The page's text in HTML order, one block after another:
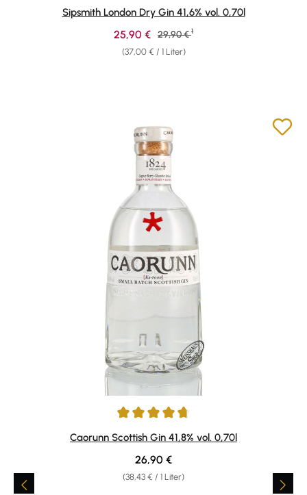
Durchschnittliche Bewertung von 4.82 von 5 Sternen
Sipsmith London Dry Gin 41,6% vol. 0,70l
(37,00 € / 1 Liter)
Verkaufspreis:
25,90 € Regulärer Preis:
29,90 € 1
Durchschnittliche Bewertung von 4.75 von 5 Sternen
Caorunn Scottish Gin 41,8% vol. 0,70l
(38,43 € / 1 Liter)
Regulärer Preis:
26,90 €